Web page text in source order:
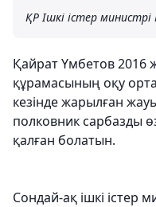
ҚР Ішкі істер
Қайрат Үмбетов 2016
құрамасының оқу
кезінде жарылған
полковник сарбазды
қалған болатын.
Сондай-ақ ішкі істер